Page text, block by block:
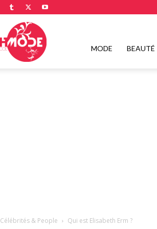
Flashmode
MODE BEAUTÉ
Célébrités & People Qui est Elisabeth Erm ?